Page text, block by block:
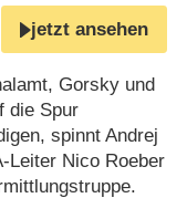
jetzt ansehen
Gorsky und
die Spur
spinnt Andrej
Leiter Nico Roeber